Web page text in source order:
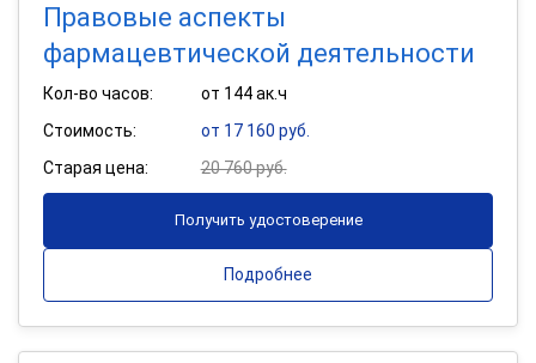
Правовые аспекты
фармацевтической деятельности
Кол-во часов:
от 144 ак.ч
Стоимость:
от 17 160 руб.
Старая цена:
20 760 руб.
Получить удостоверение
Подробнее